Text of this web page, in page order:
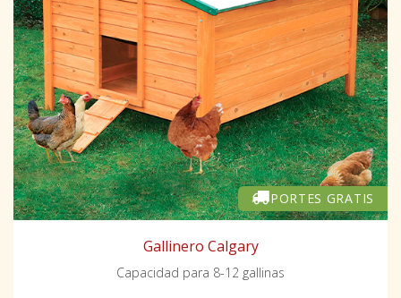
PORTES GRATIS
Gallinero Calgary
Capacidad para 8-12 gallinas